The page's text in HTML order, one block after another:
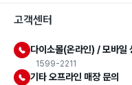
고객센터
다이소몰(온라인) / 모바일
1599-2211
기타 오프라인 매장 문의